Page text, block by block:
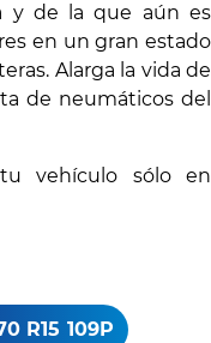
y de la que aún es
en un gran estado
Alarga la vida de
de neumáticos del
vehículo sólo en
R15 109P